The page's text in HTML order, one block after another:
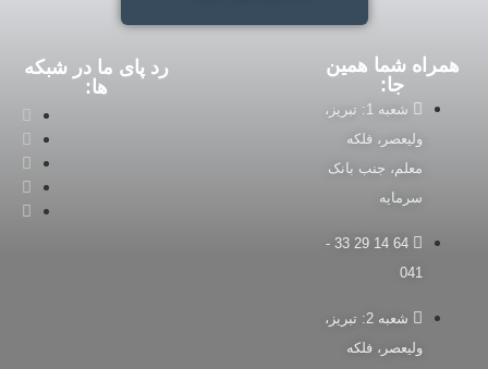
همراه شما همین
جا:
شعبه 1: تبریز،
ولیعصر، فلکه
معلم، جنب بانک
سرمایه
64 14 29 33 -
041
شعبه 2: تبریز،
ولیعصر، فلکه
رد پای ما در شبکه
ها: